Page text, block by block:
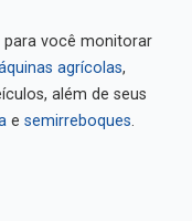
você monitorar
agrícolas,
além de seus
e semirreboques.